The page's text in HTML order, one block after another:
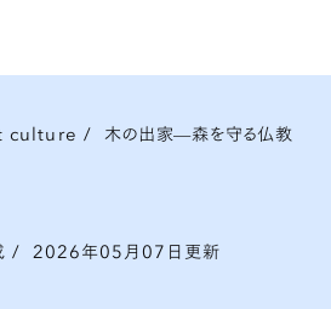
culture / 木の出家—森を守る仏教
/ 2026年05月07日更新